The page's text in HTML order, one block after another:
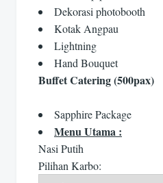
Dekorasi photobooth
Kotak Angpau
Lightning
Hand Bouquet
Buffet Catering (500pax)
Sapphire Package
Menu Utama :
Nasi Putih
Pilihan Karbo: